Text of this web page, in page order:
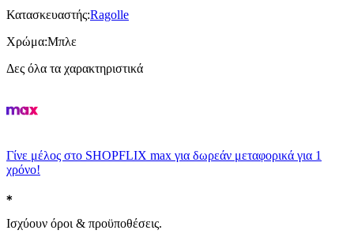
Κατασκευαστής:Ragolle
Χρώμα:Μπλε
Δες όλα τα χαρακτηριστικά
Γίνε μέλος στο SHOPFLIX max για δωρεάν μεταφορικά για 1
χρόνο!
Ισχύουν όροι & προϋποθέσεις.